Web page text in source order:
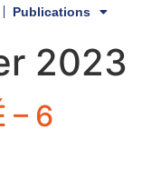
Publications
2023
– 6